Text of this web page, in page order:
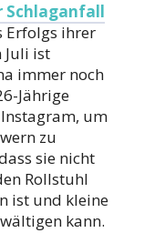
Schlaganfall
Erfolgs ihrer
Juli ist
immer noch
Jährige
um
zu
sie nicht
Rollstuhl
ist und kleine
kann.